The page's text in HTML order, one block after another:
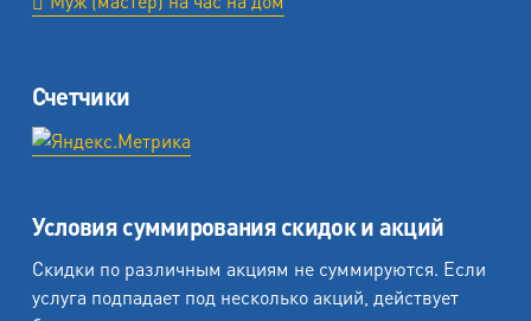
Счетчики
Условия суммирования скидок и акций
Скидки по различным акциям не суммируются. Если
услуга подпадает под несколько акций, действует